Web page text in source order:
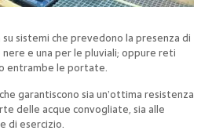
sistemi che prevedono la presenza di
e una per le pluviali; oppure reti
entrambe le portate.
garantiscono sia un’ottima resistenza
delle acque convogliate, sia alle
di esercizio.